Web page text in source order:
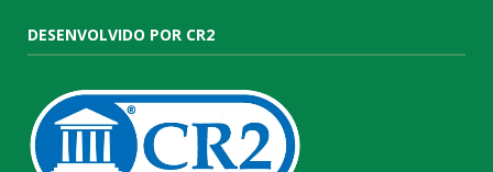
DESENVOLVIDO POR CR2